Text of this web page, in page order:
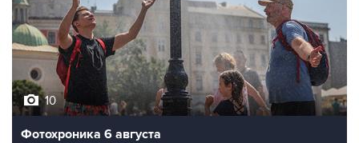
10
Фотохроника 6 августа